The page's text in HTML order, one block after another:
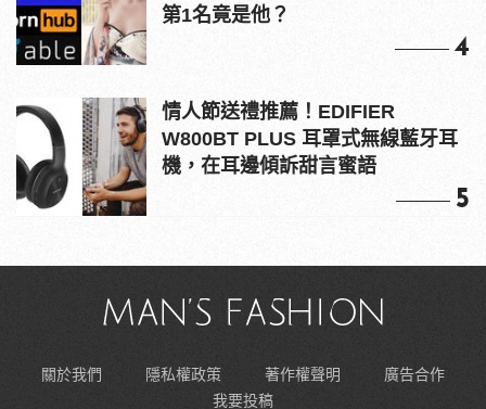
第1名竟是他？
4
情人節送禮推薦！EDIFIER
W800BT PLUS 耳罩式無線藍牙耳
機，在耳邊傾訴甜言蜜語
5
關於我們 隱私權政策 著作權聲明
廣告合作
我要投稿